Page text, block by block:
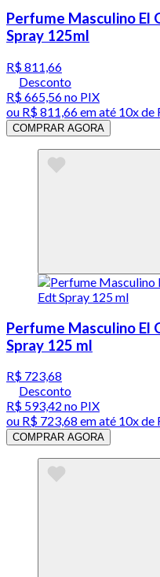
Perfume Masculino El
Spray 125ml
R$ 811,66
Desconto
R$ 665,56no PIX
ou R$ 811,66em até 10x de
COMPRAR AGORA
Perfume Masculino El
Spray 125 ml
R$ 723,68
Desconto
R$ 593,42 no PIX
ou R$ 723,68 em até 10x de
COMPRAR AGORA